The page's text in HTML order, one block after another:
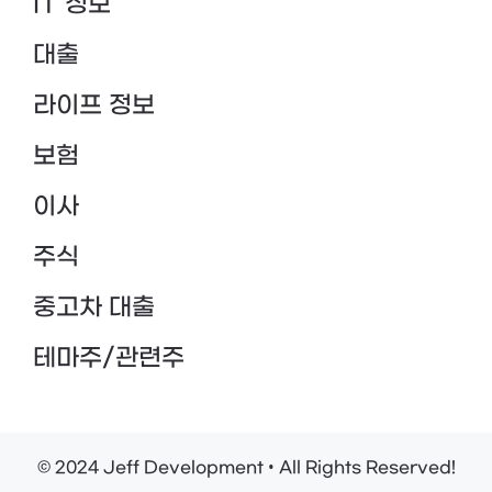
대출
라이프 정보
보험
이사
주식
중고차 대출
테마주/관련주
© 2024 Jeff Development • All Rights Reserved!